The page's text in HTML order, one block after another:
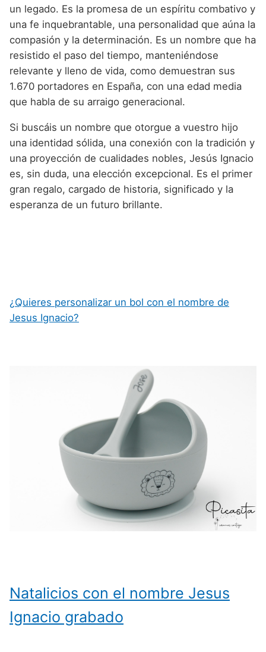
un legado. Es la promesa de un espíritu combativo y
una fe inquebrantable, una personalidad que aúna la
compasión y la determinación. Es un nombre que ha
resistido el paso del tiempo, manteniéndose
relevante y lleno de vida, como demuestran sus
1.670 portadores en España, con una edad media
que habla de su arraigo generacional.
Si buscáis un nombre que otorgue a vuestro hijo
una identidad sólida, una conexión con la tradición y
una proyección de cualidades nobles, Jesús Ignacio
es, sin duda, una elección excepcional. Es el primer
gran regalo, cargado de historia, significado y la
esperanza de un futuro brillante.
¿Quieres personalizar un bol con el nombre de
Jesus Ignacio?
Natalicios con el nombre Jesus
Ignacio grabado